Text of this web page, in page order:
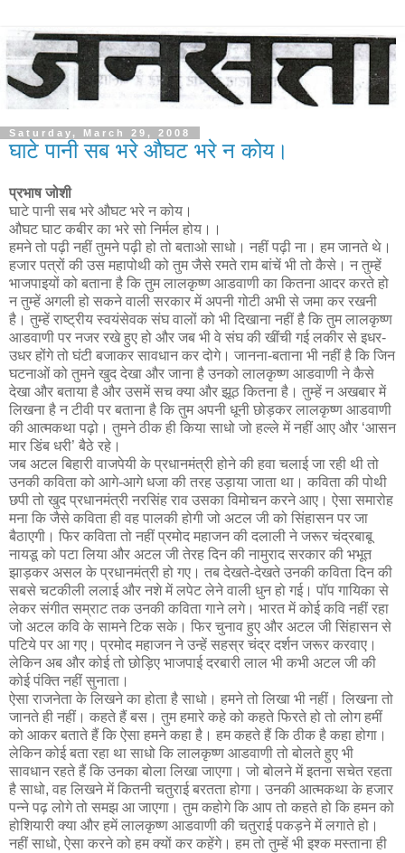
Saturday, March 29, 2008
घाटे पानी सब भरे औघट भरे न कोय।
प्रभाष जोशी
घाटे पानी सब भरे औघट भरे न कोय।
औघट घाट कबीर का भरे सो निर्मल होय।।
हमने तो पढ़ी नहीं तुमने पढ़ी हो तो बताओ साधो। नहीं पढ़ी ना। हम जानते थे।
हजार पत्रों की उस महापोथी को तुम जैसे रमते राम बांचें भी तो कैसे। न तुम्हें
भाजपाइयों को बताना है कि तुम लालकृष्ण आडवाणी का कितना आदर करते हो
न तुम्हें अगली हो सकने वाली सरकार में अपनी गोटी अभी से जमा कर रखनी
है। तुम्हें राष्ट्रीय स्वयंसेवक संघ वालों को भी दिखाना नहीं है कि तुम लालकृष्ण
आडवाणी पर नजर रखे हुए हो और जब भी वे संघ की खींची गई लकीर से इधर-
उधर होंगे तो घंटी बजाकर सावधान कर दोगे। जानना-बताना भी नहीं है कि जिन
घटनाओं को तुमने खुद देखा और जाना है उनको लालकृष्ण आडवाणी ने कैसे
देखा और बताया है और उसमें सच क्या और झूठ कितना है। तुम्हें न अखबार में
लिखना है न टीवी पर बताना है कि तुम अपनी धूनी छोड़कर लालकृष्ण आडवाणी
की आत्मकथा पढ़ो। तुमने ठीक ही किया साधो जो हल्ले में नहीं आए और ‘आसन
मार डिंब धरी’ बैठे रहे।
जब अटल बिहारी वाजपेयी के प्रधानमंत्री होने की हवा चलाई जा रही थी तो
उनकी कविता को आगे-आगे धजा की तरह उड़ाया जाता था। कविता की पोथी
छपी तो खुद प्रधानमंत्री नरसिंह राव उसका विमोचन करने आए। ऐसा समारोह
मना कि जैसे कविता ही वह पालकी होगी जो अटल जी को सिंहासन पर जा
बैठाएगी। फिर कविता तो नहीं प्रमोद महाजन की दलाली ने जरूर चंद्रबाबू
नायडू को पटा लिया और अटल जी तेरह दिन की नामुराद सरकार की भभूत
झाड़कर असल के प्रधानमंत्री हो गए। तब देखते-देखते उनकी कविता दिन की
सबसे चटकीली ललाई और नशे में लपेट लेने वाली धुन हो गई। पॉप गायिका से
लेकर संगीत सम्राट तक उनकी कविता गाने लगे। भारत में कोई कवि नहीं रहा
जो अटल कवि के सामने टिक सके। फिर चुनाव हुए और अटल जी सिंहासन से
पटिये पर आ गए। प्रमोद महाजन ने उन्हें सहस्र चंद्र दर्शन जरूर करवाए।
लेकिन अब और कोई तो छोड़िए भाजपाई दरबारी लाल भी कभी अटल जी की
कोई पंक्ति नहीं सुनाता।
ऐसा राजनेता के लिखने का होता है साधो। हमने तो लिखा भी नहीं। लिखना तो
जानते ही नहीं। कहते हैं बस। तुम हमारे कहे को कहते फिरते हो तो लोग हमीं
को आकर बताते हैं कि ऐसा हमने कहा है। हम कहते हैं कि ठीक है कहा होगा।
लेकिन कोई बता रहा था साधो कि लालकृष्ण आडवाणी तो बोलते हुए भी
सावधान रहते हैं कि उनका बोला लिखा जाएगा। जो बोलने में इतना सचेत रहता
है साधो, वह लिखने में कितनी चतुराई बरतता होगा। उनकी आत्मकथा के हजार
पन्ने पढ़ लोगे तो समझ आ जाएगा। तुम कहोगे कि आप तो कहते हो कि हमन को
होशियारी क्या और हमें लालकृष्ण आडवाणी की चतुराई पकड़ने में लगाते हो।
नहीं साधो, ऐसा करने को हम क्यों कर कहेंगे। हम तो तुम्हें भी इश्क मस्ताना ही